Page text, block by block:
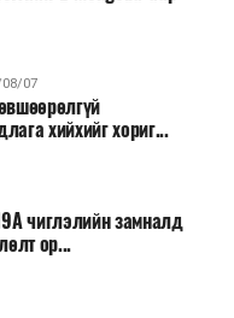
урамшуулал.
2026 оны
мөрдөнө. Харин
горимд
хүүхдийн
томуу, томуу төст
зэрэг зайлшгүй
онцоллоо.
08/07
хийхийг хориг...
чиглэлийн замналд
ор...